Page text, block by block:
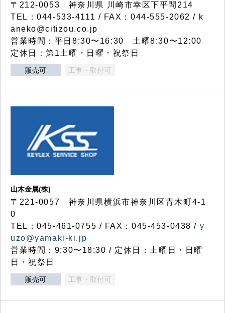
〒212-0053 神奈川県 川崎市幸区下平間214
TEL：044-533-4111 / FAX：044-555-2062 / k
aneko@citizou.co.jp
営業時間：平日8:30〜16:30 土曜8:30〜12:00
定休日：第1土曜・日曜・祝祭日
販売可 工事・取付可
山木金属(株)
〒221-0057 神奈川県横浜市神奈川区青木町4-1
0
TEL：045-461-0755 / FAX：045-453-0438 / y
uzo@yamaki-ki.jp
営業時間：9:30〜18:30 / 定休日：土曜日・日曜
日・祝祭日
販売可 工事・取付可